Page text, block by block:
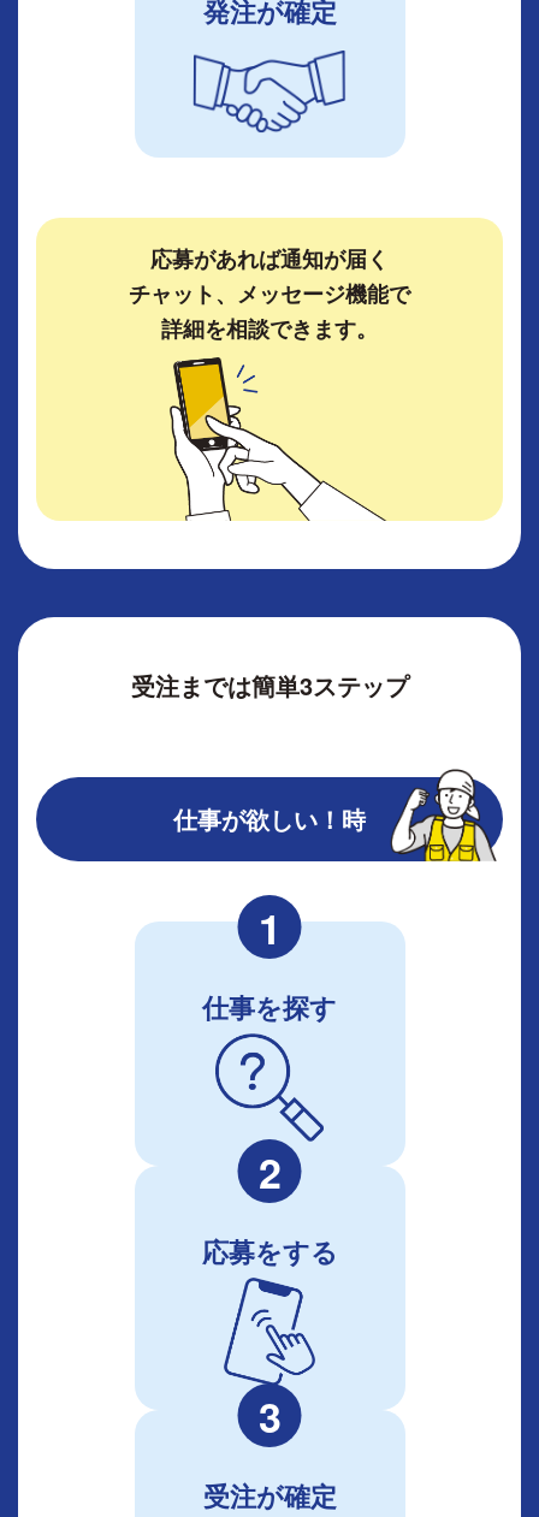
発注が確定
応募があれば通知が届く
チャット、メッセージ機能で
詳細を相談できます。
受注までは簡単3ステップ
仕事が欲しい！時
1
仕事を探す
2
応募をする
3
受注が確定